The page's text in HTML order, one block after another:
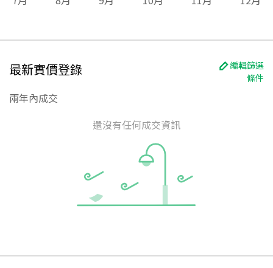
最新實價登錄
編輯篩選
條件
兩年內成交
還沒有任何成交資訊